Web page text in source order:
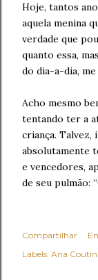
Hoje, tantos
aquela menina
verdade que
quanto essa,
do dia-a-dia,
Acho mesmo
tentando ter a
criança. Talvez,
absolutamente
e vencedores,
de seu pulmão:
Compartilhar
Labels: Ana